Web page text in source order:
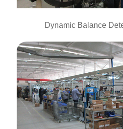
Dynamic Balance